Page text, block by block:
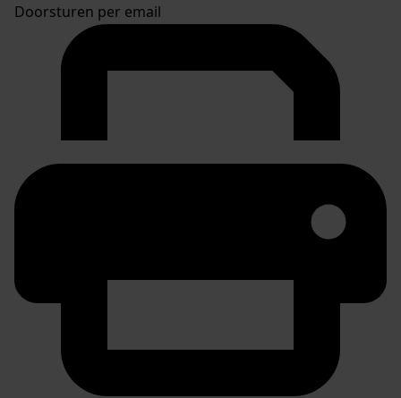
Doorsturen per email